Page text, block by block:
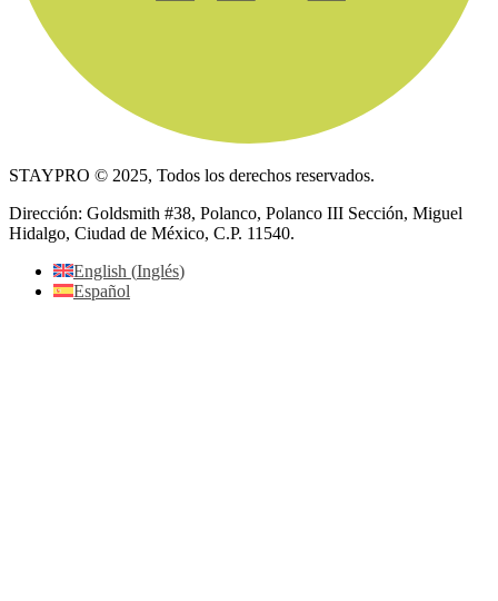
STAYPRO © 2025, Todos los derechos reservados.
Dirección: Goldsmith #38, Polanco, Polanco III Sección, Miguel
Hidalgo, Ciudad de México, C.P. 11540.
English (Inglés)
Español